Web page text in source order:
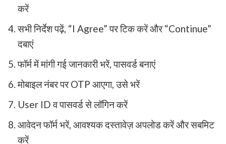
करें
सभी निर्देश पढ़ें, “I Agree” पर टिक करें और “Continue”
दबाएं
फॉर्म में मांगी गई जानकारी भरें, पासवर्ड बनाएं
मोबाइल नंबर पर OTP आएगा, उसे भरें
User ID व पासवर्ड से लॉगिन करें
आवेदन फॉर्म भरें, आवश्यक दस्तावेज़ अपलोड करें और सबमिट
करें